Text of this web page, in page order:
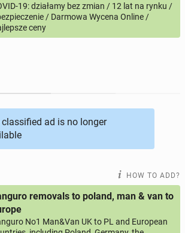
266online ads
12online ads
19: działamy bez zmian / 12 lat na rynku /
/ Darmowa Wycena Online /
ceny
classified ad is no longer
HOW TO ADD?
removals to poland, man & van to
No1 Man&Van UK to PL and European